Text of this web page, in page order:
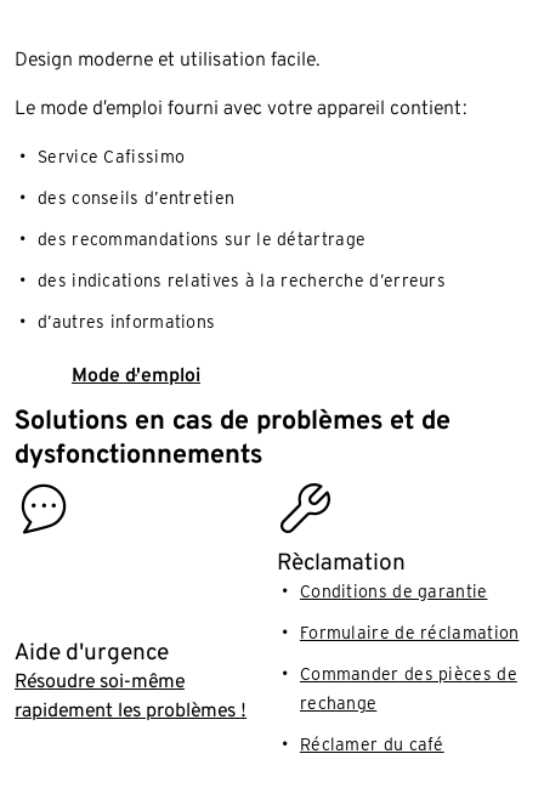
Design moderne et utilisation facile.
Le mode d’emploi fourni avec votre appareil contient:
Service Cafissimo
des conseils d’entretien
des recommandations sur le détartrage
des indications relatives à la recherche d’erreurs
d’autres informations
Mode d'emploi
Solutions en cas de problèmes et de
dysfonctionnements
contact
Aide d'urgence
Résoudre soi-même
rapidement les problèmes !
assembly_installation
Rèclamation
Conditions de garantie
Formulaire de réclamation
Commander des pièces de
rechange
Réclamer du café